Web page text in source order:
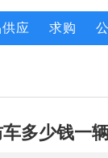
应 求购
多少钱一